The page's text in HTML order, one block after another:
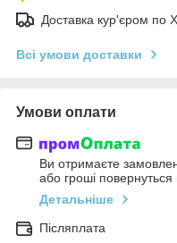
Доставка кур'єром по
Всі умови доставки
Умови оплати
Ви отримаєте
або гроші
Детальніше
Післяплата